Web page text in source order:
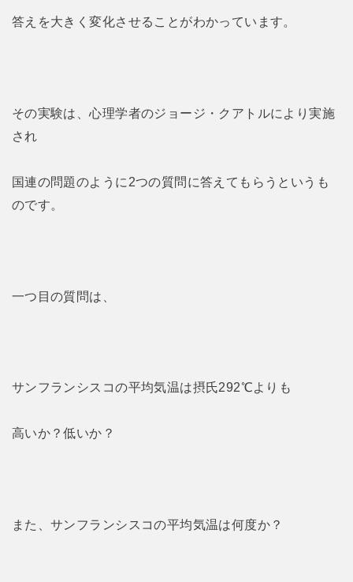
答えを大きく変化させることがわかっています。
その実験は、心理学者のジョージ・クアトルにより実施
され
国連の問題のように2つの質問に答えてもらうというも
のです。
一つ目の質問は、
サンフランシスコの平均気温は摂氏292℃よりも
高いか？低いか？
また、サンフランシスコの平均気温は何度か？